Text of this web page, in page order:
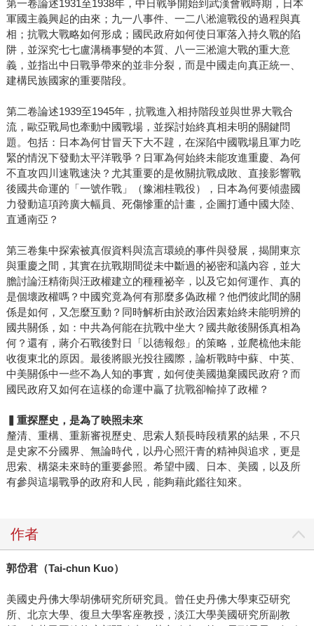
第一卷論述1931至1938年，中日戰爭開始到武漢會戰時期，日本
軍國主義興起的由來；九一八事件、一二八淞滬戰役的過程與真
相；抗戰大戰略如何形成；國民政府如何使日軍落入持久戰的陷
阱，並深究七七盧溝橋事變的本質、八一三淞滬大戰的重大意
義，並指出中日戰爭帶來的並非分裂，而是中國走向真正統一、
建構民族國家的重要階段。
第二卷論述1939至1945年，抗戰進入相持階段並與世界大戰合
流，歐亞戰局也牽動中國戰場，並探討始終真相未明的關鍵問
題。包括：日本為何甘冒天下大不韙，在深陷中國戰場且軍力吃
緊的情況下發動太平洋戰爭？日軍為何始終未能攻進重慶、為何
不直攻四川速戰速決？尤其重要的是攸關抗戰成敗、直接影響戰
後國共命運的「一號作戰」（豫湘桂戰役），日本為何要傾盡國
力發動這項跨廣大幅員、死傷慘重的計畫，企圖打通中國大陸、
直通南亞？
第三卷集中探索被真假資料與流言環繞的事件與發展，揭開東京
與重慶之間，其實在抗戰期間從未中斷過的祕密和議內容，並大
膽討論汪精衛與汪政權建立的種種祕辛，以及它如何運作、真的
是個壞政權嗎？中國究竟為何有那麼多偽政權？他們彼此間的關
係是如何，又怎麼互動？同時解析由於政治因素始終未能明辨的
國共關係，如：中共為何能在抗戰中坐大？國共敵後關係真相為
何？還有，蔣介石戰後對日「以德報怨」的策略，並爬梳他未能
收復東北的原因。最後將眼光投往國際，論析戰時中蘇、中英、
中美關係中一些不為人知的事實，如何使美國拋棄國民政府？而
國民政府又如何在這樣的命運中贏了抗戰卻輸掉了政權？
▍重探歷史，是為了映照未來
釐清、重構、重新審視歷史、思索人類長時段積累的結果，不只
是史家不分國界、無論時代，以丹心照汗青的精神與追求，更是
思索、構築未來時的重要參照。希望中國、日本、美國，以及所
有參與這場戰爭的政府和人民，能夠藉此鑑往知來。
作者
郭岱君（Tai-chun Kuo）
美國史丹佛大學胡佛研究所研究員。曾任史丹佛大學東亞研究
所、北京大學、復旦大學客座教授，淡江大學美國研究所副教